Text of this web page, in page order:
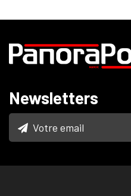
Newsletters